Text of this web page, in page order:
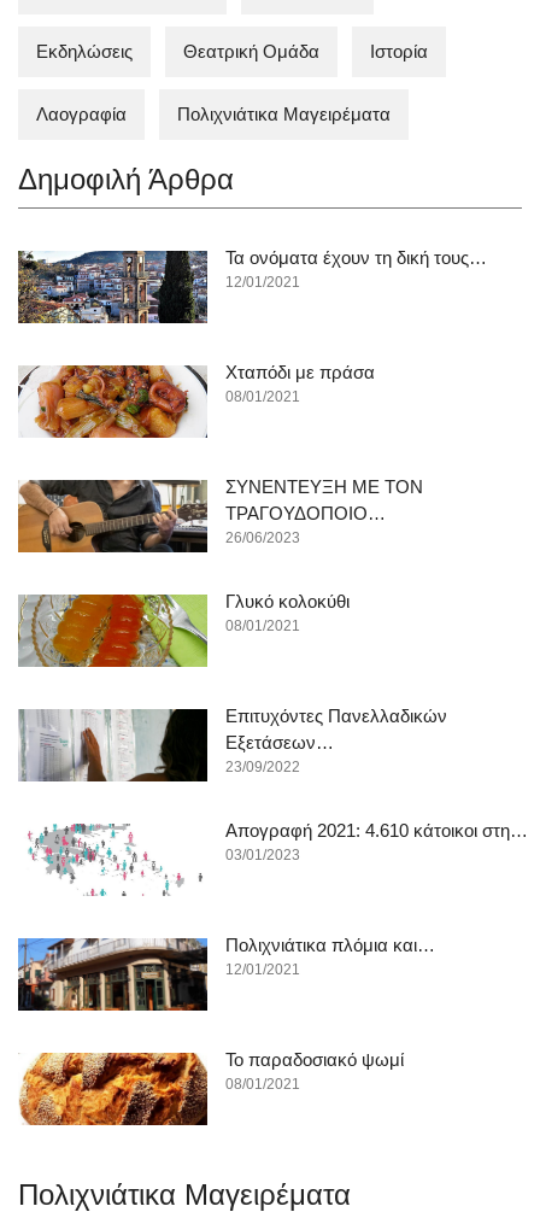
Εκδηλώσεις Θεατρική Ομάδα Ιστορία
Λαογραφία Πολιχνιάτικα Mαγειρέματα
Δημοφιλή Άρθρα
Τα ονόματα έχουν τη δική τους…
12/01/2021
Χταπόδι με πράσα
08/01/2021
ΣΥΝΕΝΤΕΥΞΗ ΜΕ ΤΟΝ
ΤΡΑΓΟΥΔΟΠΟΙΟ…
26/06/2023
Γλυκό κολοκύθι
08/01/2021
Επιτυχόντες Πανελλαδικών
Εξετάσεων…
23/09/2022
Απογραφή 2021: 4.610 κάτοικοι στη…
03/01/2023
Πολιχνιάτικα πλόμια και…
12/01/2021
To παραδοσιακό ψωμί
08/01/2021
Πολιχνιάτικα Mαγειρέματα